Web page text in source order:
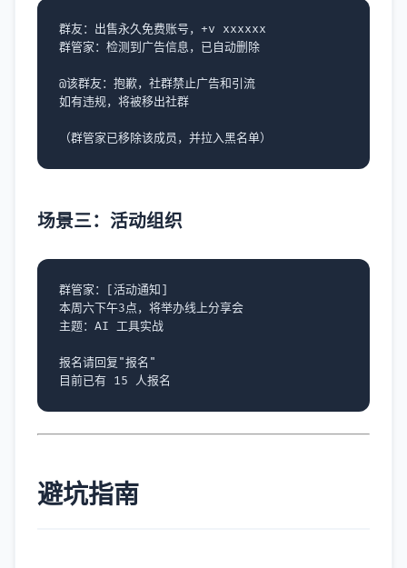
群友：出售永久免费账号，+v xxxxxx
群管家：检测到广告信息，已自动删除
@该群友：抱歉，社群禁止广告和引流
如有违规，将被移出社群
场景三：活动组织
群管家：[活动通知]
本周六下午3点，将举办线上分享会
主题：AI 工具实战
报名请回复"报名"
避坑指南